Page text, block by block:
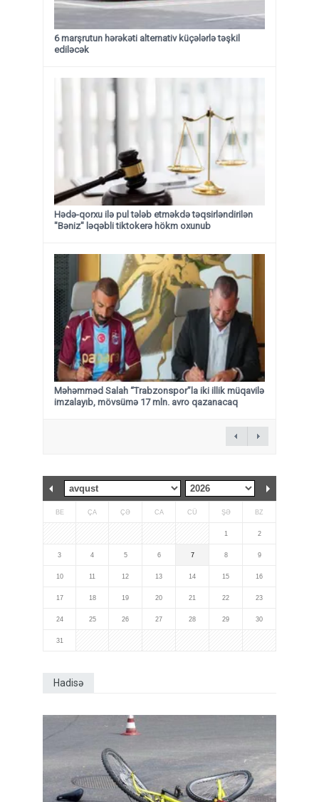
6 marşrutun hərəkəti alternativ küçələrlə təşkil
ediləcək
Hədə-qorxu ilə pul tələb etməkdə təqsirləndirilən
"Bəniz" ləqəbli tiktokerə hökm oxunub
Məhəmməd Salah “Trabzonspor”la iki illik müqavilə
imzalayıb, mövsümə 17 mln. avro qazanacaq
BE ÇA ÇƏ CA CÜ ŞƏ BZ
1 2
3 4 5 6 7 8 9
10 11 12 13 14 15 16
17 18 19 20 21 22 23
24 25 26 27 28 29 30
31
Hadisə